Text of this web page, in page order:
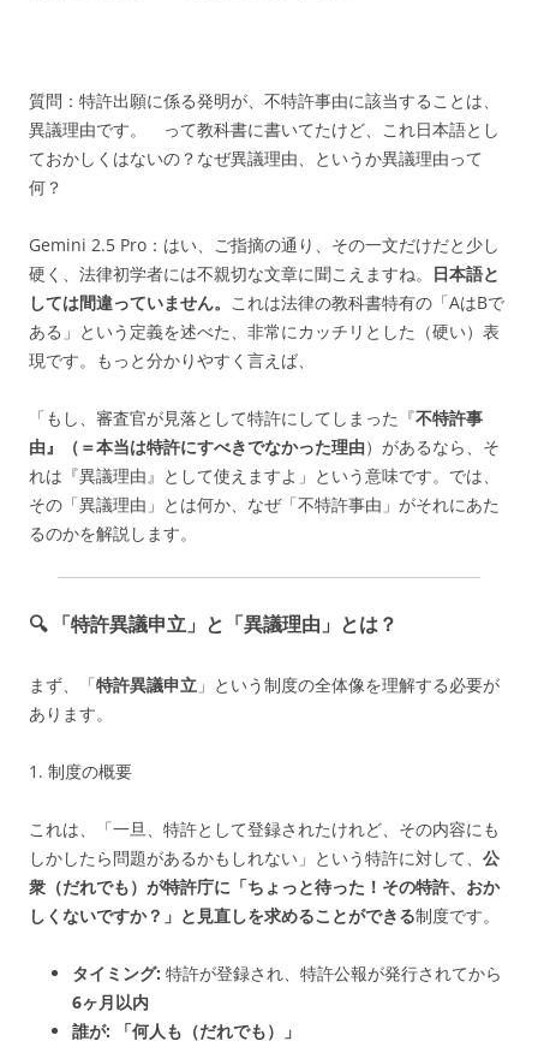
質問： 特許出願に係る発明が、不特許事由に該当することは、
異議理由です。 って教科書に書いてたけど、これ日本語とし
ておかしくはないの？なぜ異議理由、というか異議理由って
何？
Gemini 2.5 Pro： はい、ご指摘の通り、その一文だけだと少し
硬く、法律初学者には不親切な文章に聞こえますね。 日本語と
しては間違っていません。 これは法律の教科書特有の「AはBで
ある」という定義を述べた、非常にカッチリとした（硬い）表
現です。 もっと分かりやすく言えば、
「もし、審査官が見落として特許にしてしまった『不特許事
由』（＝本当は特許にすべきでなかった理由）があるなら、そ
れは『異議理由』として使えますよ」という意味です。では、
その「異議理由」とは何か、なぜ「不特許事由」がそれにあた
るのかを解説します。
🔍 「特許異議申立」と「異議理由」とは？
まず、「特許異議申立 」という制度の全体像を理解する必要が
あります。
1. 制度の概要
これは、「一旦、特許として登録されたけれど、その内容にも
しかしたら問題があるかもしれない」という特許に対して、 公
衆（だれでも）が特許庁に「ちょっと待った！その特許、おか
しくないですか？」と見直しを求めることができる制度です。
タイミング: 特許が登録され、特許公報が発行されてから
6ヶ月以内
誰が:
「何人も（だれでも）」